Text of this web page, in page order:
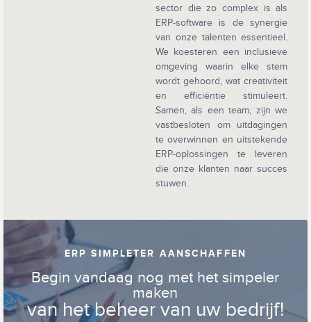
sector die zo complex is als
ERP-software is de synergie
van onze talenten essentieel.
We koesteren een inclusieve
omgeving waarin elke stem
wordt gehoord, wat creativiteit
en efficiëntie stimuleert.
Samen, als een team, zijn we
vastbesloten om uitdagingen
te overwinnen en uitstekende
ERP-oplossingen te leveren
die onze klanten naar succes
stuwen.
ERP SIMPLETER AANSCHAFFEN
Begin vandaag nog met het simpeler
maken
van het beheer van uw bedrijf!